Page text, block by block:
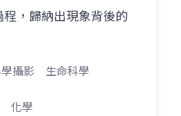
程，歸納出現象背後的
攝影 生命科學
化學